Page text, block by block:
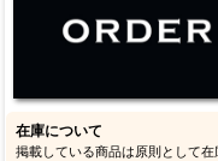
在庫について
掲載している商品は原則として